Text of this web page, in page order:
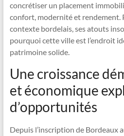
concrétiser un placement
confort, modernité et rendement.
contexte bordelais, ses atouts
pourquoi cette ville est l’endroit
patrimoine solide.
Une croissance
et économique
d’opportunités
Depuis l’inscription de Bordeaux